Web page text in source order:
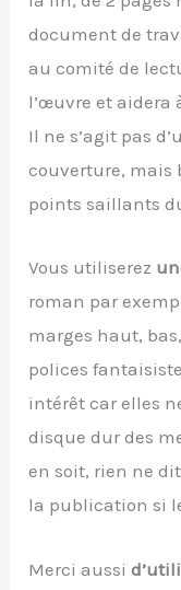
document de
au comité de
l’œuvre et aidera
Il ne s’agit pas
couverture, mais
points saillants
Vous utiliserez
roman par
marges haut,
polices
intérêt car elles
disque dur des
en soit, rien ne
la publication si
Merci aussi